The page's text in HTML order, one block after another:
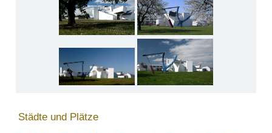
Städte und Plätze